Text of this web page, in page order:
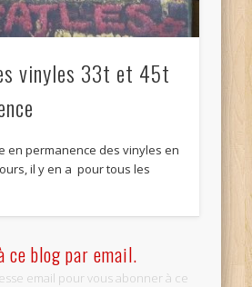
vinyles 33t et 45t
en permanence des vinyles en
il y en a pour tous les
ce blog par email.
email pour vous abonner à ce